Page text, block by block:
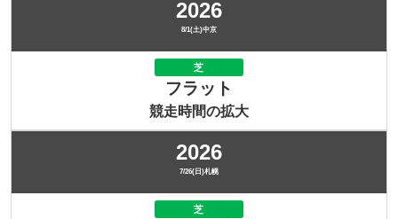
2026
8/1(土)中京
芝
フラット
競走時間の拡大
2026
7/26(日)札幌
芝